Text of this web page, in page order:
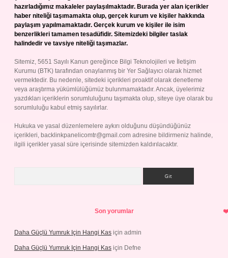
hazırladığımız makaleler paylaşılmaktadır. Burada yer alan içerikler
haber niteliği taşımamakta olup, gerçek kurum ve kişiler hakkında
paylaşım yapılmamaktadır. Gerçek kurum ve kişiler ile isim
benzerlikleri tamamen tesadüfidir. Sitemizdeki bilgiler taslak
halindedir ve tavsiye niteliği taşımazlar.
Sitemiz, 5651 Sayılı Kanun gereğince Bilgi Teknolojileri ve İletişim
Kurumu (BTK) tarafından onaylanmış bir Yer Sağlayıcı olarak hizmet
vermektedir. Bu nedenle, sitedeki içerikleri proaktif olarak denetleme
veya araştırma yükümlülüğümüz bulunmamaktadır. Ancak, üyelerimiz
yazdıkları içeriklerin sorumluluğunu taşımakta olup, siteye üye olarak bu
sorumluluğu kabul etmiş sayılırlar.
Hukuka ve yasal düzenlemelere aykırı olduğunu düşündüğünüz
içerikleri, backlinkpanelicomtr@gmail.com adresine bildirmeniz halinde,
ilgili içerikler yasal süre içerisinde sitemizden kaldırılacaktır.
Son yorumlar
Daha Güçlü Yumruk Için Hangi Kas için admin
Daha Güçlü Yumruk Için Hangi Kas için Defne